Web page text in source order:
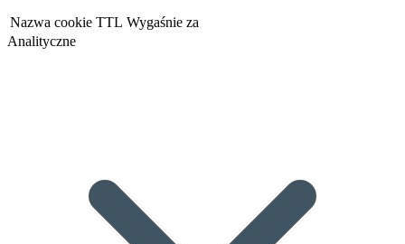
Nazwa cookie TTL Wygaśnie za
Analityczne